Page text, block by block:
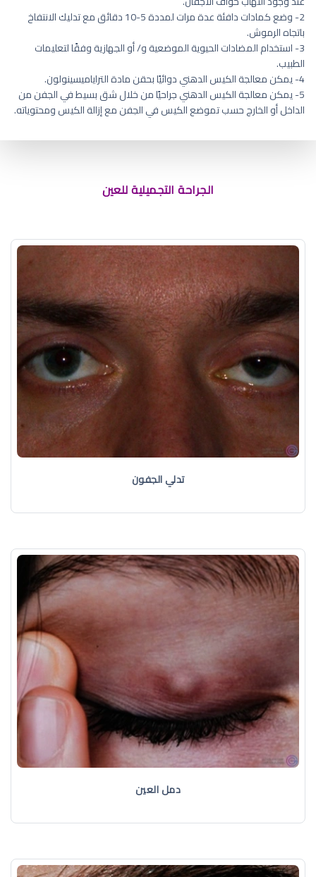
2- وضع كمادات دافئة عدة مرات لمددة 5-10 دقائق مع تدليك الانتفاخ
باتجاه الرموش.
3- استخدام المضادات الحيوية الموضعية و/ أو الجهازية وفقًا لتعليمات
الطبيب.
4- يمكن معالجة الكيس الدهني دوائيًا بحقن مادة التراياميسينولون.
5- يمكن معالجة الكيس الدهني جراحيًا من خلال شق بسيط في الجفن من
الداخل أو الخارج حسب تموضع الكيس في الجفن مع إزالة الكيس ومحتوياته.
كم مدة رفع الرموش
الجراحة التجميلية للعين
تدلي الجفون
دمل العين